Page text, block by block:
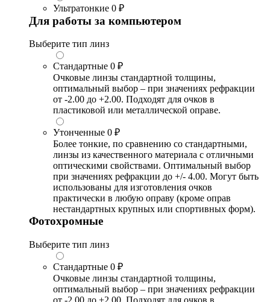
Ультратонкие 0 ₽
Для работы за компьютером
Выберите тип линз
Стандартные 0 ₽
Очковые линзы стандартной толщины,
оптимальный выбор – при значениях рефракции
от -2.00 до +2.00. Подходят для очков в
пластиковой или металлической оправе.
Утонченные 0 ₽
Более тонкие, по сравнению со стандартными,
линзы из качественного материала с отличными
оптическими свойствами. Оптимальный выбор
при значениях рефракции до +/- 4.00. Могут быть
использованы для изготовления очков
практически в любую оправу (кроме оправ
нестандартных крупных или спортивных форм).
Фотохромные
Выберите тип линз
Стандартные 0 ₽
Очковые линзы стандартной толщины,
оптимальный выбор – при значениях рефракции